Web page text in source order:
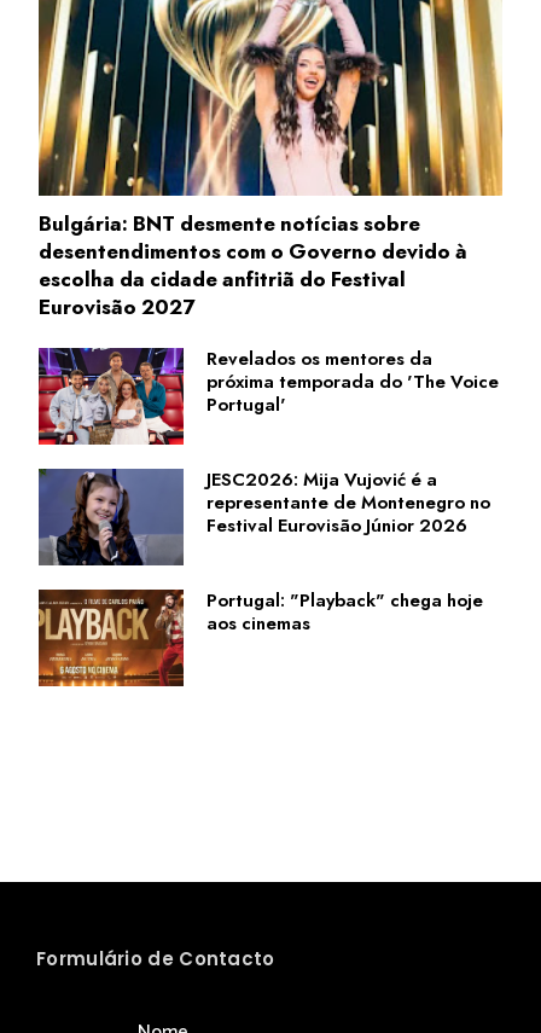
Bulgária: BNT desmente notícias sobre
desentendimentos com o Governo devido à
escolha da cidade anfitriã do Festival
Eurovisão 2027
Revelados os mentores da
próxima temporada do 'The Voice
Portugal'
JESC2026: Mija Vujović é a
representante de Montenegro no
Festival Eurovisão Júnior 2026
Portugal: "Playback" chega hoje
aos cinemas
Formulário de Contacto